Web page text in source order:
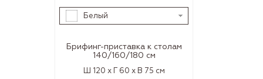
Белый
Брифинг-приставка к столам
140/160/180 см
Ш 120 x Г 60 x В 75 см